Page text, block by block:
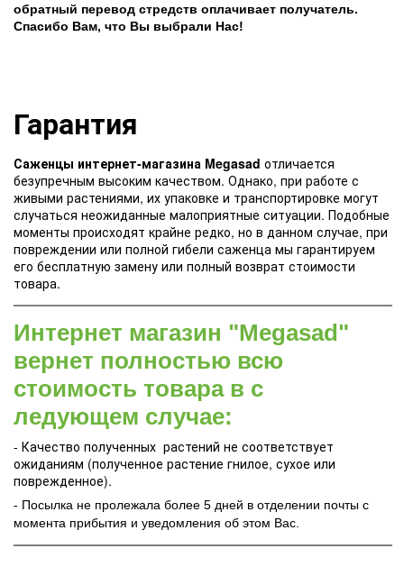
обратный перевод стредств оплачивает получатель.
Спасибо Вам, что Вы выбрали Нас!
Гарантия
Саженцы интернет-магазина Megasad отличается
безупречным высоким качеством. Однако, при работе с
живыми растениями, их упаковке и транспортировке могут
случаться неожиданные малоприятные ситуации. Подобные
моменты происходят крайне редко, но в данном случае, при
повреждении или полной гибели саженца мы гарантируем
его бесплатную замену или полный возврат стоимости
товара.
Интернет магазин "Megasad"
вернет полностью всю
стоимость товара в с
ледующем случае:
- Качество полученных растений не соответствует
ожиданиям (полученное растение гнилое, сухое или
поврежденное).
- Посылка не пролежала более 5 дней в отделении почты с
момента прибытия и уведомления об этом Вас.